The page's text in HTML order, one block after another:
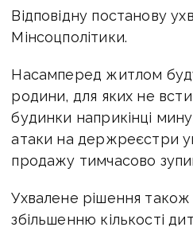
Відповідну постанову
Мінсоцполітики.
Насамперед житлом
родини, для яких не
будинки наприкінці
атаки на держреєстри
продажу тимчасово
Ухвалене рішення
збільшенню кількості